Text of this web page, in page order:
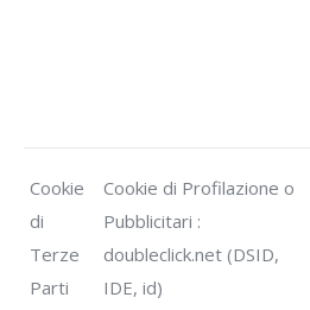
Cookie
di
Terze
Parti
Cookie di Profilazione o
Pubblicitari :
doubleclick.net (DSID,
IDE, id)